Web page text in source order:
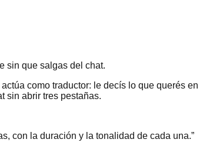
sin que salgas del chat.
como traductor: le decís lo que querés en
sin abrir tres pestañas.
con la duración y la tonalidad de cada una.”